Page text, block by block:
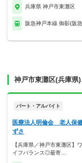
兵庫県 神戸市東灘区
阪急神戸本線 御影(阪
神戸市東灘区(兵庫県
パート・アルバイト
医療法人明倫会 老人保
ずさ
【兵庫県／神戸市東灘区】
イフバランス◎最寄…